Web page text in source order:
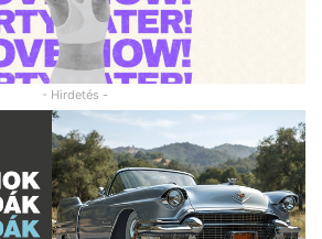
- Hirdetés -